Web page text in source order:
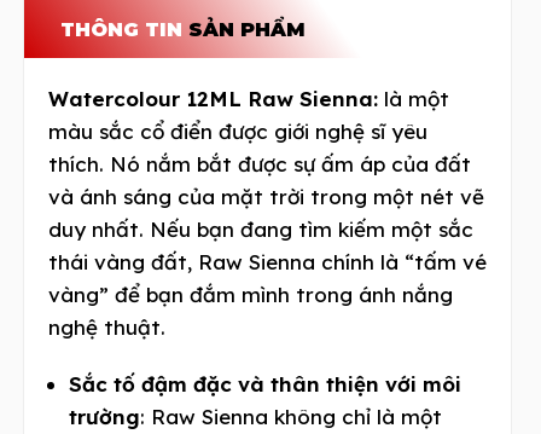
THÔNG TIN SẢN PHẨM
Watercolour 12ML Raw Sienna: là một
màu sắc cổ điển được giới nghệ sĩ yêu
thích. Nó nắm bắt được sự ấm áp của đất
và ánh sáng của mặt trời trong một nét vẽ
duy nhất. Nếu bạn đang tìm kiếm một sắc
thái vàng đất, Raw Sienna chính là “tấm vé
vàng” để bạn đắm mình trong ánh nắng
nghệ thuật.
Sắc tố đậm đặc và thân thiện với môi
trường: Raw Sienna không chỉ là một